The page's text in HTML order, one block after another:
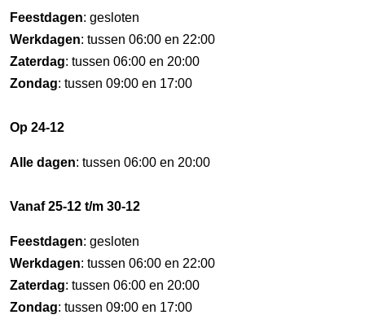
Feestdagen: gesloten
Werkdagen: tussen 06:00 en 22:00
Zaterdag: tussen 06:00 en 20:00
Zondag: tussen 09:00 en 17:00
Op 24-12
Alle dagen: tussen 06:00 en 20:00
Vanaf 25-12 t/m 30-12
Feestdagen: gesloten
Werkdagen: tussen 06:00 en 22:00
Zaterdag: tussen 06:00 en 20:00
Zondag: tussen 09:00 en 17:00